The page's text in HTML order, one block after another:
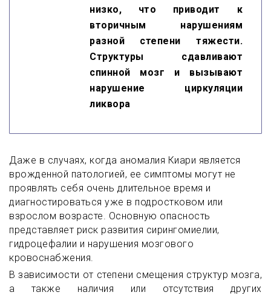
низко, что приводит к
вторичным нарушениям
разной степени тяжести.
Структуры сдавливают
спинной мозг и вызывают
нарушение циркуляции
ликвора
Даже в случаях, когда аномалия Киари является
врожденной патологией, ее симптомы могут не
проявлять себя очень длительное время и
диагностироваться уже в подростковом или
взрослом возрасте. Основную опасность
представляет риск развития сирингомиелии,
гидроцефалии и нарушения мозгового
кровоснабжения.
В зависимости от степени смещения структур мозга,
а также наличия или отсутствия других